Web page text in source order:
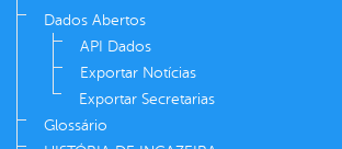
Dados Abertos
API Dados
Exportar Notícias
Exportar Secretarias
Glossário